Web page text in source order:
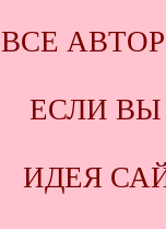
ВСЕ
ЕСЛИ
ИДЕЯ